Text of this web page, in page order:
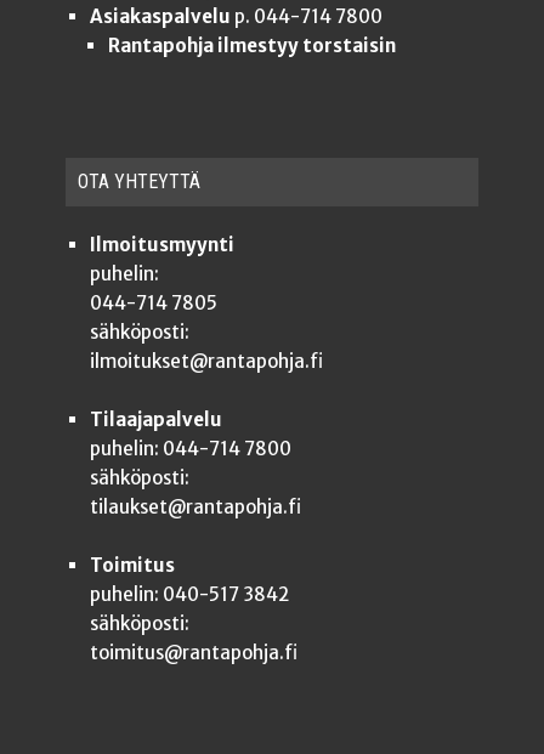
Asiakaspalvelu p. 044-714 7800
Rantapohja ilmestyy torstaisin
OTA YHTEYT­TÄ
Ilmoitusmyynti
puhelin:
044-714 7805
sähköposti:
ilmoitukset@rantapohja.fi
Tilaajapalvelu
puhelin: 044-714 7800
sähköposti:
tilaukset@rantapohja.fi
Toimitus
puhelin: 040-517 3842
sähköposti:
toimitus@rantapohja.fi